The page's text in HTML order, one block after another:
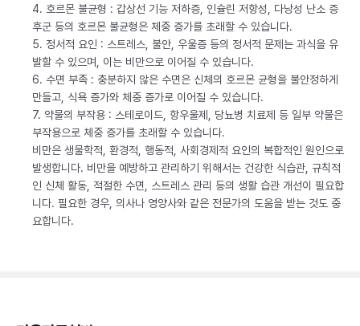
4. 호르몬 불균형 : 갑상선 기능 저하증, 인슐린 저항성, 다낭성 난소 증
후군 등의 호르몬 불균형은 체중 증가를 초래할 수 있습니다.
5. 정서적 요인 : 스트레스, 불안, 우울증 등의 정서적 문제는 과식을 유
발할 수 있으며, 이는 비만으로 이어질 수 있습니다.
6. 수면 부족 : 충분하지 않은 수면은 신체의 호르몬 균형을 불안정하게
만들고, 식욕 증가와 체중 증가로 이어질 수 있습니다.
7. 약물의 부작용 : 스테로이드, 항우울제, 당뇨병 치료제 등 일부 약물은
부작용으로 체중 증가를 초래할 수 있습니다.
비만은 생물학적, 환경적, 행동적, 사회경제적 요인의 복합적인 원인으로
발생합니다. 비만을 예방하고 관리하기 위해서는 건강한 식습관, 규칙적
인 신체 활동, 적절한 수면, 스트레스 관리 등의 생활 습관 개선이 필요합
니다. 필요한 경우, 의사나 영양사와 같은 전문가의 도움을 받는 것도 중
요합니다.